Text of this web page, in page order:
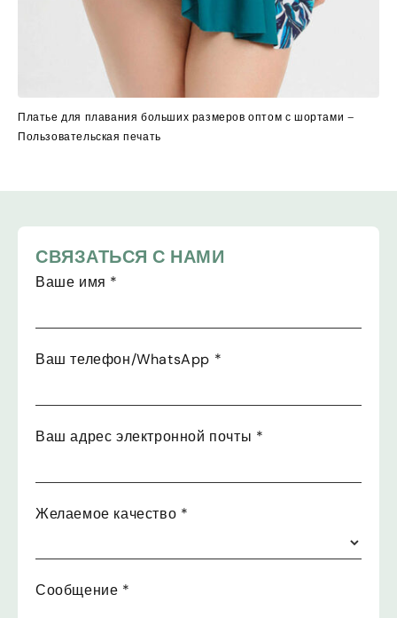
Платье для плавания больших размеров оптом с шортами –
Пользовательская печать
СВЯЗАТЬСЯ С НАМИ
Ваше имя *
Ваш телефон/WhatsApp *
Ваш адрес электронной почты *
Желаемое качество *
Сообщение *